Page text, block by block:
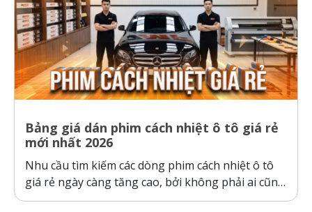
Bảng giá dán phim cách nhiệt ô tô giá rẻ
mới nhất 2026
Nhu cầu tìm kiếm các dòng phim cách nhiệt ô tô
giá rẻ ngày càng tăng cao, bởi không phải ai cũng
sẵn sàng bỏ ra hàng chục triệu đồng cho một gói